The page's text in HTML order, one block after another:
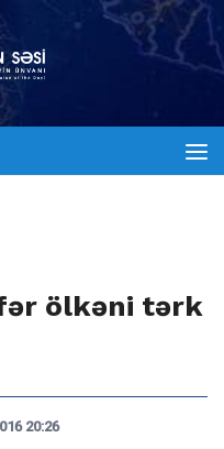
ölkəni tərk
20:26